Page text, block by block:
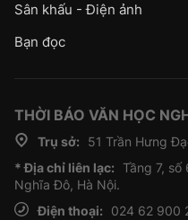
Sân khấu - Điện ảnh
Bạn đọc
THỜI BÁO VĂN HỌC
Trụ sở:
51 Trần Hưng
* Địa chỉ liên lạc: Tầng 7, số
Nghĩa Đô, Hà Nội.
Điện thoại:
024 62 900